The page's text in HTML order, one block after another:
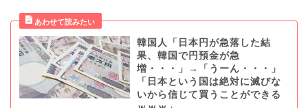
韓国人「日本円が急落した結
果、韓国で円預金が急
増・・・」→「うーん・・・」
「日本という国は絶対に滅びな
いから信じて買うことができる